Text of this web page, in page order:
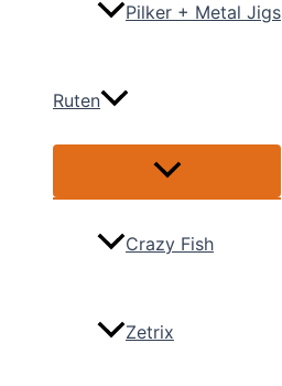
Pilker + Metal Jigs
Ruten
Menü
Crazy Fish
Zetrix